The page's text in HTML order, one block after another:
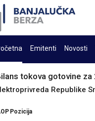
Emitenti Novosti
tokova gotovine za
Republike
Pozicija